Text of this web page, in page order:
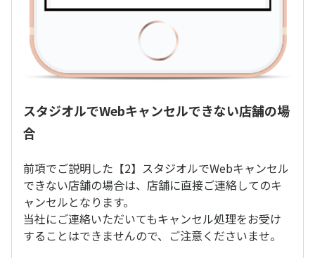
スタジオルでWebキャンセルできない店舗の場
合
前項でご説明した【2】スタジオルでWebキャンセル
できない店舗の場合は、店舗に直接ご連絡してのキ
ャンセルとなります。
当社にご連絡いただいてもキャンセル処理をお受け
することはできませんので、ご注意くださいませ。